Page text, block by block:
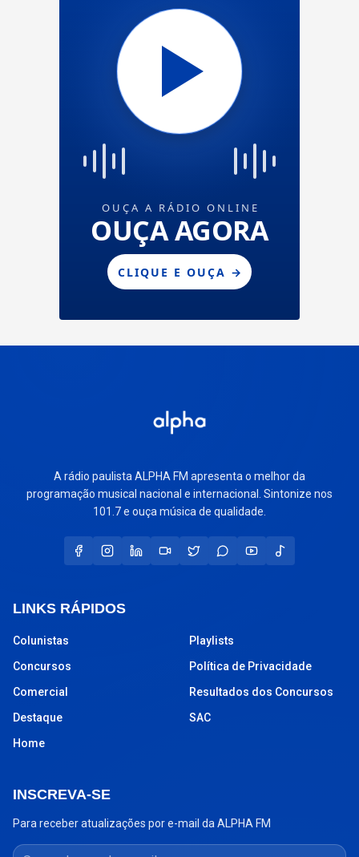
A rádio paulista ALPHA FM apresenta o melhor da
programação musical nacional e internacional. Sintonize nos
101.7 e ouça música de qualidade.
LINKS RÁPIDOS
Colunistas
Concursos
Comercial
Destaque
Home
Playlists
Política de Privacidade
Resultados dos Concursos
SAC
INSCREVA-SE
Para receber atualizações por e-mail da ALPHA FM
Seu endereço de e-mail